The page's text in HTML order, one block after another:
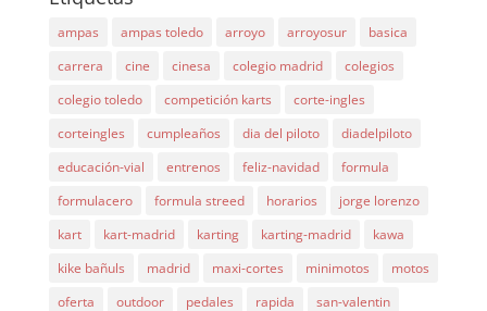
ampas ampas toledo arroyo arroyosur
basica
carrera
cine cinesa colegio madrid
colegios
colegio toledo
competición karts
corte-ingles
corteingles
cumpleaños dia del piloto
diadelpiloto
educación-vial
entrenos feliz-navidad
formula
formulacero
formula streed horarios
jorge lorenzo
kart
kart-madrid karting karting-madrid
kawa
kike bañuls
madrid maxi-cortes minimotos
motos
oferta
outdoor pedales rapida
san-valentin